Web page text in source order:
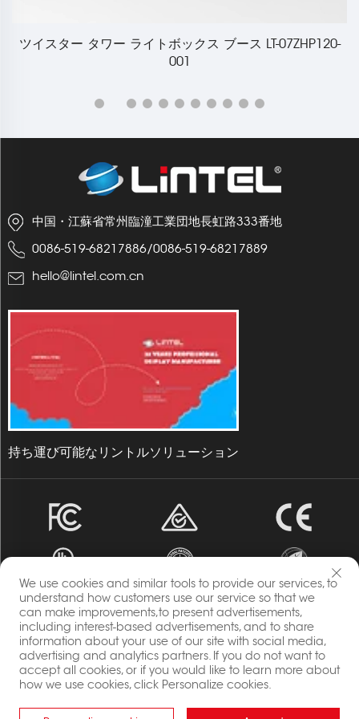
ツイスター タワー ライトボックス ブース LT-07ZHP120-
001
中国・江蘇省常州臨潼工業団地長虹路333番地
0086-519-68217886/0086-519-68217889
hello@lintel.com.cn
持ち運び可能なリントルソリューション
著作権 © 2023 エネルギア チャンチウ・リンテル・ディスプレ
イ株式会社 すべての権利予約。
プライバシーポリシー
ブログ
We use cookies and similar tools to provide our services, to
understand how customers use our service so that we
can make improvements,to present advertisements,
including interest-based advertisements, and to share
information about your use of our site with social media,
advertising and analytics partners. If you do not want to
accept all cookies, or if you would like to learn more about
how we use cookies, click Personalize cookies.